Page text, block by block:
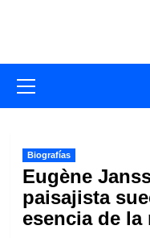
primario
Biografías
Eugène
paisajista
esencia de la